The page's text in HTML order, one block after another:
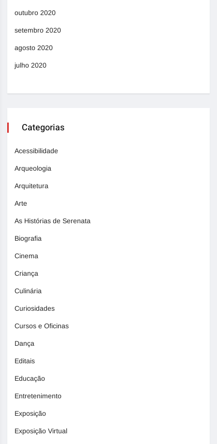
outubro 2020
setembro 2020
agosto 2020
julho 2020
Categorias
Acessibilidade
Arqueologia
Arquitetura
Arte
As Histórias de Serenata
Biografia
Cinema
Criança
Culinária
Curiosidades
Cursos e Oficinas
Dança
Editais
Educação
Entretenimento
Exposição
Exposição Virtual